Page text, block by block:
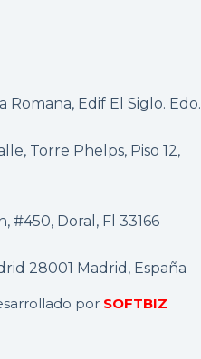
Romana, Edif El Siglo. Edo.
Torre Phelps, Piso 12,
Doral, Fl 33166
28001 Madrid, España
por SOFTBIZ